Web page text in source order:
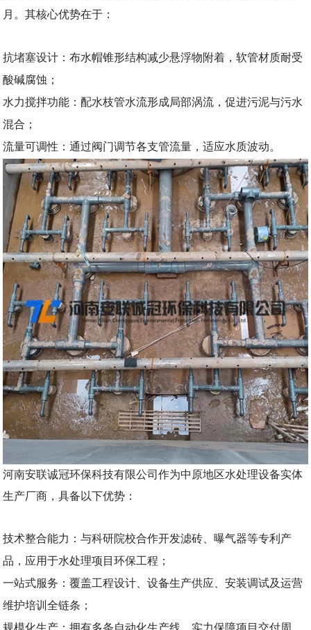
月。其核心优势在于：
抗堵塞设计：布水帽锥形结构减少悬浮物附着，软管材质耐受
酸碱腐蚀；
水力搅拌功能：配水枝管水流形成局部涡流，促进污泥与污水
混合；
流量可调性：通过阀门调节各支管流量，适应水质波动。
河南安联诚冠环保科技有限公司作为中原地区水处理设备实体
生产厂商，具备以下优势：
技术整合能力：与科研院校合作开发滤砖、曝气器等专利产
品，应用于水处理项目环保工程；
一站式服务：覆盖工程设计、设备生产供应、安装调试及运营
维护培训全链条；